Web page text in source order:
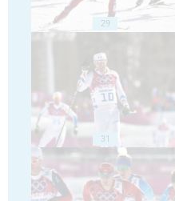
29
31